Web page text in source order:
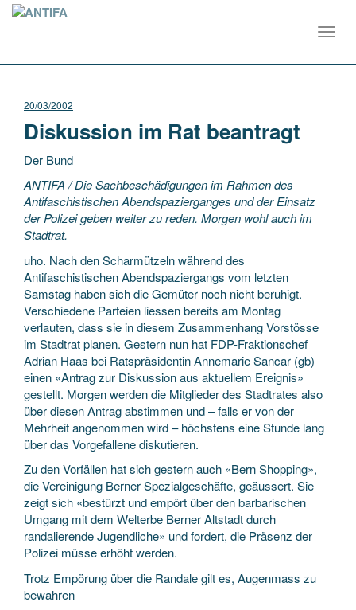
20/03/2002
Diskussion im Rat beantragt
Der Bund
ANTIFA / Die Sachbeschädigungen im Rahmen des
Antifaschistischen Abendspazierganges und der Einsatz
der Polizei geben weiter zu reden. Morgen wohl auch im
Stadtrat.
uho. Nach den Scharmützeln während des
Antifaschistischen Abendspaziergangs vom letzten
Samstag haben sich die Gemüter noch nicht beruhigt.
Verschiedene Parteien liessen bereits am Montag
verlauten, dass sie in diesem Zusammenhang Vorstösse
im Stadtrat planen. Gestern nun hat FDP-Fraktionschef
Adrian Haas bei Ratspräsidentin Annemarie Sancar (gb)
einen «Antrag zur Diskussion aus aktuellem Ereignis»
gestellt. Morgen werden die Mitglieder des Stadtrates also
über diesen Antrag abstimmen und – falls er von der
Mehrheit angenommen wird – höchstens eine Stunde lang
über das Vorgefallene diskutieren.
Zu den Vorfällen hat sich gestern auch «Bern Shopping»,
die Vereinigung Berner Spezialgeschäfte, geäussert. Sie
zeigt sich «bestürzt und empört über den barbarischen
Umgang mit dem Welterbe Berner Altstadt durch
randalierende Jugendliche» und fordert, die Präsenz der
Polizei müsse erhöht werden.
Trotz Empörung über die Randale gilt es, Augenmass zu
bewahren